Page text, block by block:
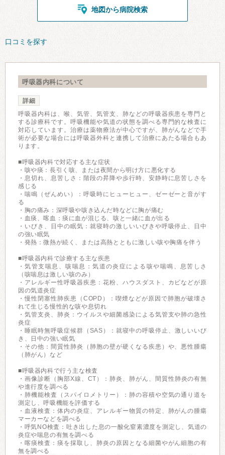
地図から病院検索
口コミを探す
呼吸器内科について
詳細
呼吸器内科は、喉、気管、気管支、肺などの呼吸器疾患を専門と
する診療科です。呼吸機能や気道の状態を調べる専門的な検査に
対応しています。治療は薬物療法が中心ですが、肺がんなどで手
術が必要な場合には呼吸器外科と連携して治療にあたる場合もあ
ります。
■呼吸器内科で対応する主な症状
・咳や痰：長引く咳、または夜間から明け方に悪化する
・息切れ、息苦しさ：階段の昇降や歩行時、安静時に息苦しさを
感じる
・喘鳴（ぜんめい）：呼吸時にヒューヒュー、ゼーゼーと音がす
る
・胸の痛み：深呼吸や咳き込んだ時などに胸が痛む
・血痰、喀血：痰に血が混じる、咳と一緒に血が出る
・いびき、日中の眠気：就寝時の激しいいびきや呼吸停止、日中
の強い眠気
・発熱：微熱が続く、または高熱とともに激しい咳や胸痛を伴う
■呼吸器内科で診療する主な疾患
・気管支喘息、咳喘息：気道の炎症による咳や喘鳴、息苦しさ
（咳喘息は激しい咳のみ）
・アレルギー性呼吸器疾患：花粉、ハウスダスト、カビなどが原
因の気道炎症
・慢性閉塞性肺疾患（COPD）：喫煙などが原因で肺胞が破壊さ
れて生じる慢性的な咳や息切れ
・気管支炎、肺炎：ウイルスや細菌感染による気管支や肺の急性
炎症
・睡眠時無呼吸症候群（SAS）：就寝中の呼吸停止、激しいいび
き、日中の強い眠気
・その他：間質性肺炎（肺胞の壁が硬くなる疾患）や、悪性腫瘍
（肺がん）など
■呼吸器内科で行う主な検査
・画像診断（胸部X線、CT）：肺炎、肺がん、間質性肺炎の有無
や進行度を調べる
・肺機能検査（スパイロメトリー）：肺の容積や空気の通り道を
測定し、呼吸機能を評価する
・血液検査：体内の炎症、アレルギー物質の特定、肺がんの腫瘍
マーカーなどを調べる
・呼気NO検査：吐き出した息の一酸化窒素濃度を測定し、気道の
炎症や喘息の有無を調べる
・喀痰検査：痰を採取し、肺炎の原因となる細菌やがん細胞の有
無を調べる